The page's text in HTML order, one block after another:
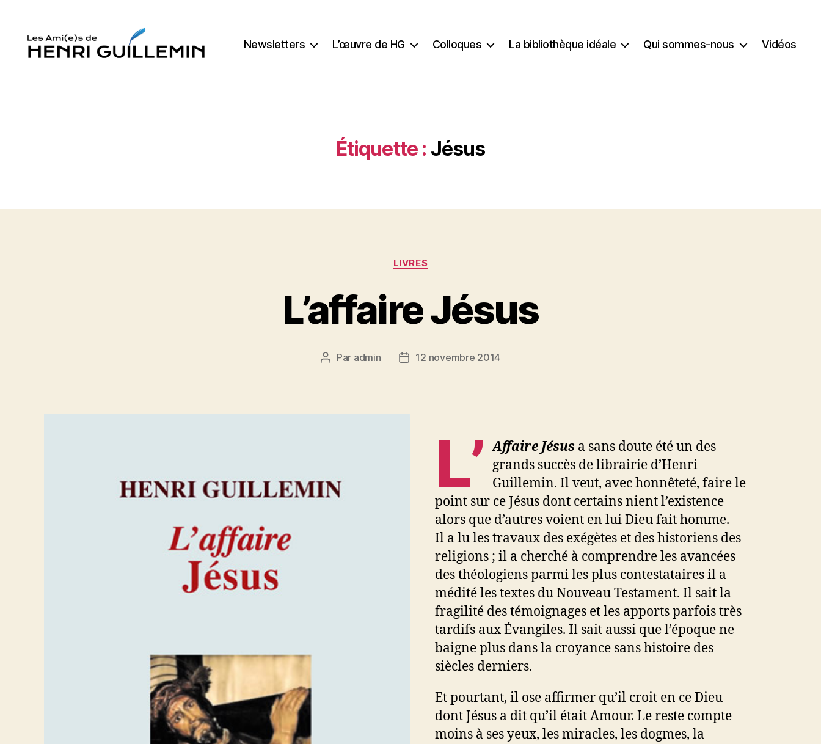
Newsletters L’œuvre de HG Colloques La bibliothèque idéale Qui sommes-nous Vidéos
Étiquette : Jésus
Catégories
LIVRES
L’affaire Jésus
Auteur
Par admin
Date12 novembre 2014
L’ Affaire Jésus a sans doute été un des
grands succès de librairie d’Henri
Guillemin. Il veut, avec honnêteté, faire le
point sur ce Jésus dont certains nient l’existence
alors que d’autres voient en lui Dieu fait homme.
Il a lu les travaux des exégètes et des historiens des
religions ; il a cherché à comprendre les avancées
des théologiens parmi les plus contestataires il a
médité les textes du Nouveau Testament. Il sait la
fragilité des témoignages et les apports parfois très
tardifs aux Évangiles. Il sait aussi que l’époque ne
baigne plus dans la croyance sans histoire des
siècles derniers.
Et pourtant, il ose affirmer qu’il croit en ce Dieu
dont Jésus a dit qu’il était Amour. Le reste compte
moins à ses yeux, les miracles, les dogmes, la